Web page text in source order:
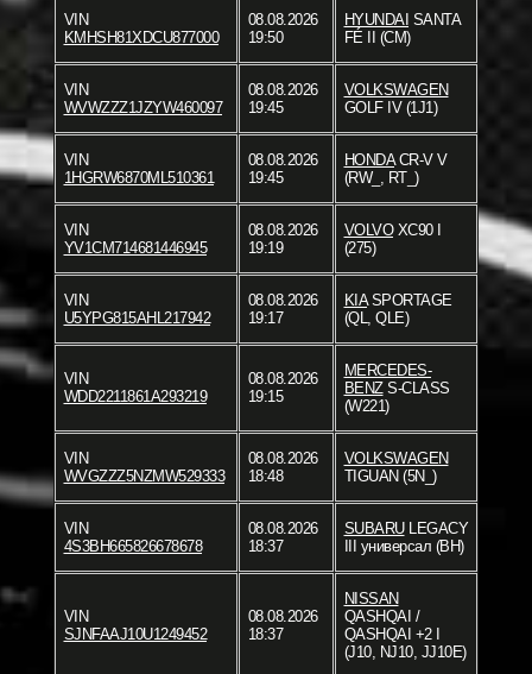
VIN
KMHSH81XDCU877000
08.08.2026
19:50
HYUNDAI SANTA
FÉ II (CM)
VIN
WVWZZZ1JZYW460097
08.08.2026
19:45
VOLKSWAGEN
GOLF IV (1J1)
VIN
1HGRW6870ML510361
08.08.2026
19:45
HONDACR-V V
(RW_, RT_)
VIN
YV1CM714681446945
08.08.2026
19:19
VOLVOXC90 I
(275)
VIN
U5YPG815AHL217942
08.08.2026
19:17
KIASPORTAGE
(QL, QLE)
VIN
WDD2211861A293219
08.08.2026
19:15
MERCEDES-
BENZS-CLASS
(W221)
VIN
WVGZZZ5NZMW529333
08.08.2026
18:48
VOLKSWAGEN
TIGUAN (5N_)
VIN
4S3BH665826678678
08.08.2026
18:37
SUBARULEGACY
III универсал (BH)
VIN
SJNFAAJ10U1249452
08.08.2026
18:37
NISSAN
QASHQAI /
QASHQAI +2 I
(J10, NJ10, JJ10E)